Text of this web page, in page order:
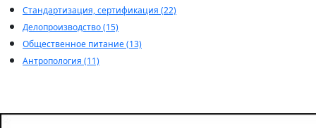
Стандартизация, сертификация (22)
Делопроизводство (15)
Общественное питание (13)
Антропология (11)